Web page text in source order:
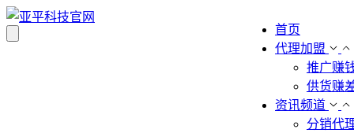
首页
代理加盟
推广赚
供货赚
资讯频道
分销代